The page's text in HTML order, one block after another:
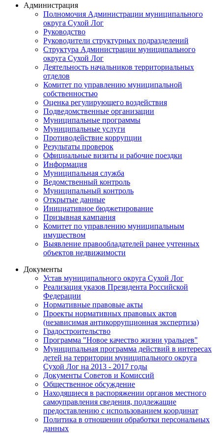
Администрация
Полномочия Администрации муниципального
округа Сухой Лог
Руководство
Руководители структурных подразделений
Структура Администрации муниципального
округа Сухой Лог
Деятельность начальников территориальных
отделов
Комитет по управлению муниципальной
собственностью
Оценка регулирующего воздействия
Подведомственные организации
Муниципальные программы
Муниципальные услуги
Противодействие коррупции
Результаты проверок
Официальные визиты и рабочие поездки
Информация
Муниципальная служба
Ведомственный контроль
Муниципальный контроль
Открытые данные
Инициативное бюджетирование
Призывная кампания
Комитет по управлению муниципальным
имуществом
Выявление правообладателей ранее учтенных
объектов недвижимости
Документы
Устав муниципального округа Сухой Лог
Реализация указов Президента Российской
Федерации
Нормативные правовые акты
Проекты нормативных правовых актов
(независимая антикоррупционная экспертиза)
Градостроительство
Программа "Новое качество жизни уральцев"
Муниципальная программа действий в интересах
детей на территории муниципального округа
Сухой Лог на 2013 - 2017 годы
Документы Советов и Комиссий
Общественное обсуждение
Находящиеся в распоряжении органов местного
самоуправления сведения, подлежащие
предоставлению с использованием координат
Политика в отношении обработки персональных
данных